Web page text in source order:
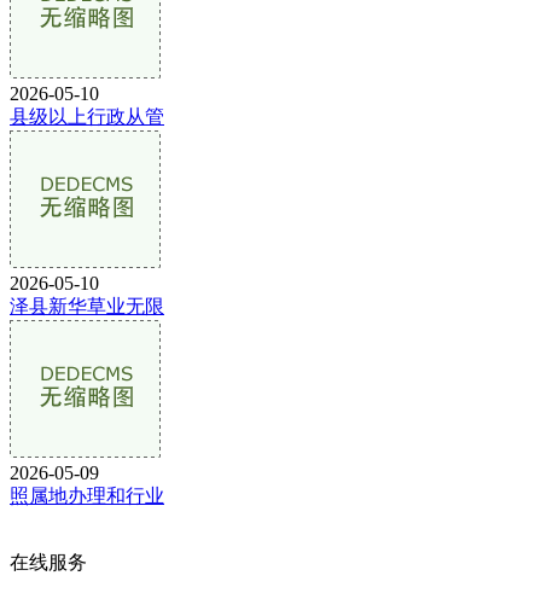
2026-05-10
县级以上行政从管
2026-05-10
泽县新华草业无限
2026-05-09
照属地办理和行业
在线服务